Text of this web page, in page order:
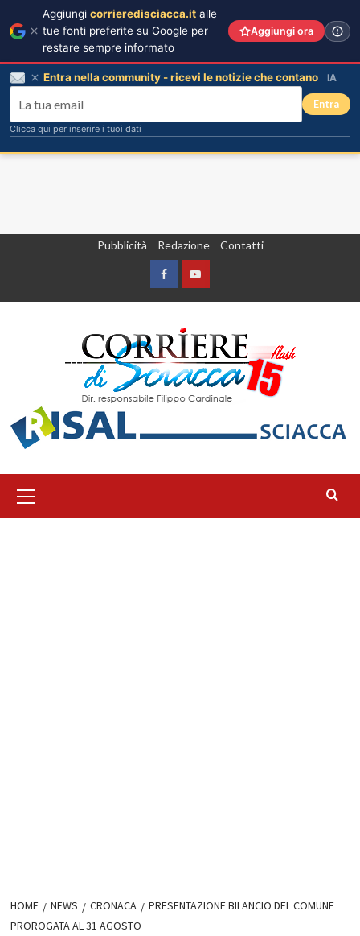
Pubblicità Redazione Contatti
FacebookYountube
principale
HOME NEWS CRONACA
PRESENTAZIONE BILANCIO DEL COMUNE
PROROGATA AL 31 AGOSTO
Aggiungi corrieredisciacca.it alle
tue fonti preferite su Google per
restare sempre informato
Aggiungi ora
Entra nella community - ricevi le notizie che contano IA
Entra
Clicca qui per inserire i tuoi dati